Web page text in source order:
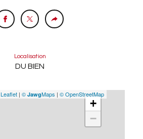
Localisation
DU BIEN
+
−
Leaflet | © JawgMaps | © OpenStreetMap